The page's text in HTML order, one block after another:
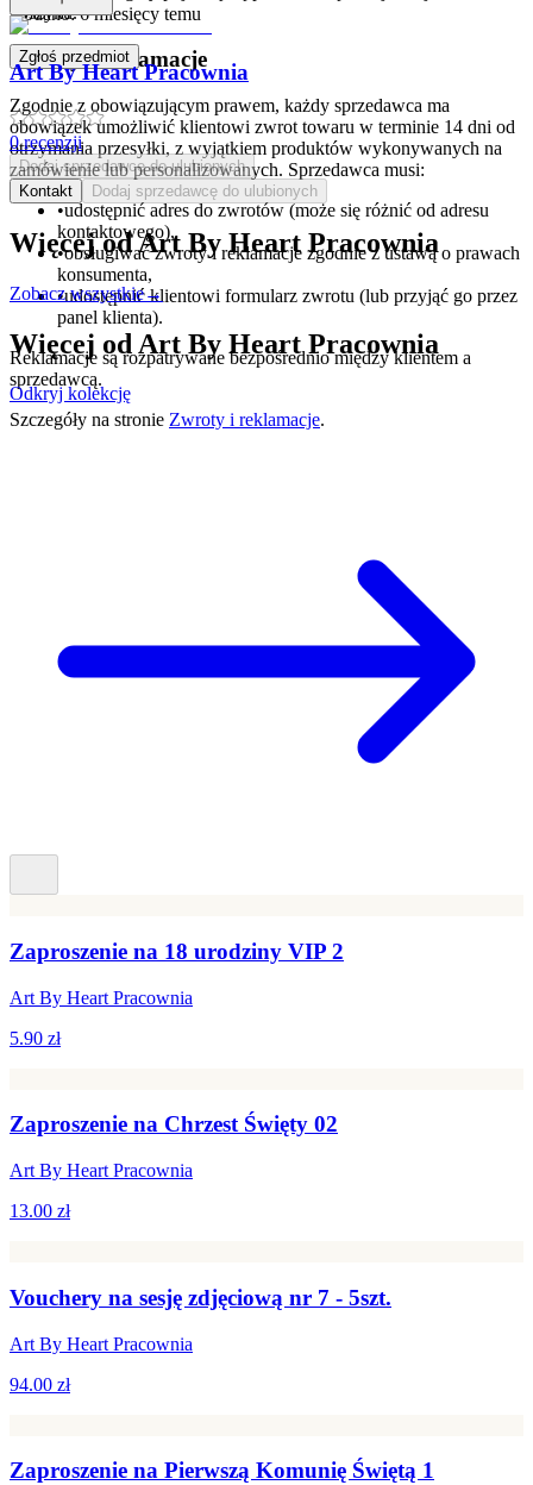
koszyku.
Zwroty i reklamacje
Zgodnie z obowiązującym prawem, każdy sprzedawca ma
obowiązek umożliwić klientowi zwrot towaru w terminie 14 dni od
otrzymania przesyłki, z wyjątkiem produktów wykonywanych na
zamówienie lub personalizowanych. Sprzedawca musi:
•udostępnić adres do zwrotów (może się różnić od adresu
kontaktowego),
•obsługiwać zwroty i reklamacje zgodnie z ustawą o prawach
konsumenta,
•udostępnić klientowi formularz zwrotu (lub przyjąć go przez
panel klienta).
Reklamacje są rozpatrywane bezpośrednio między klientem a
sprzedawcą.
Szczegóły na stronie Zwroty i reklamacje.
Dodano:6 miesięcy temu
Zgłoś przedmiot
Art By Heart Pracownia
0recenzji
Dodaj sprzedawcę do ulubionych
Kontakt
Dodaj sprzedawcę do ulubionych
Więcej odArt By Heart Pracownia
Zobacz wszystkie→
Więcej od Art By Heart Pracownia
Odkryj kolekcję
Zaproszenie na 18 urodziny VIP 2
Art By Heart Pracownia
5.90 zł
Zaproszenie na Chrzest Święty 02
Art By Heart Pracownia
13.00 zł
Vouchery na sesję zdjęciową nr 7 - 5szt.
Art By Heart Pracownia
94.00 zł
Zaproszenie na Pierwszą Komunię Świętą 1